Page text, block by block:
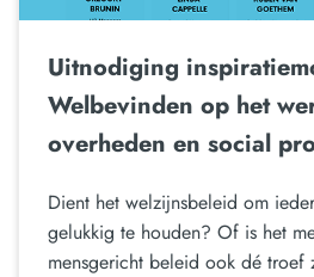
Uitnodiging
Welbevinden op het
overheden en social
Dient het welzijnsbeleid om
gelukkig te houden? Of is het
mensgericht beleid ook dé troef